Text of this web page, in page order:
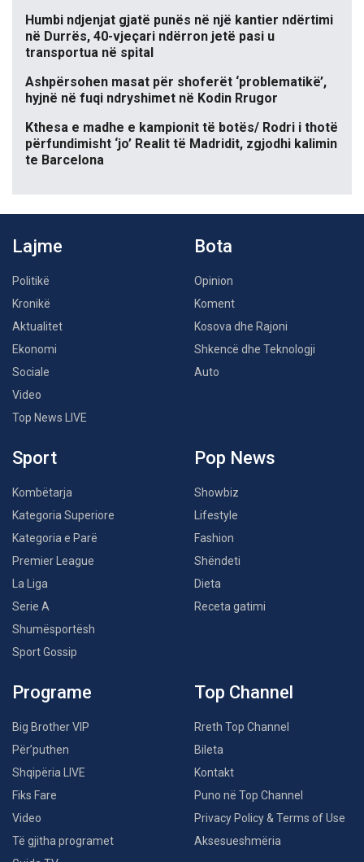
Humbi ndjenjat gjatë punës në një kantier ndërtimi
në Durrës, 40-vjeçari ndërron jetë pasi u
transportua në spital
Ashpërsohen masat për shoferët ‘problematikë’,
hyjnë në fuqi ndryshimet në Kodin Rrugor
Kthesa e madhe e kampionit të botës/ Rodri i thotë
përfundimisht ‘jo’ Realit të Madridit, zgjodhi kalimin
te Barcelona
Lajme
Politikë
Kronikë
Aktualitet
Ekonomi
Sociale
Video
Top News LIVE
Bota
Opinion
Koment
Kosova dhe Rajoni
Shkencë dhe Teknologji
Auto
Sport
Kombëtarja
Kategoria Superiore
Kategoria e Parë
Premier League
La Liga
Serie A
Shumësportësh
Sport Gossip
Pop News
Showbiz
Lifestyle
Fashion
Shëndeti
Dieta
Receta gatimi
Programe
Big Brother VIP
Për’puthen
Shqipëria LIVE
Fiks Fare
Video
Të gjitha programet
Top Channel
Rreth Top Channel
Bileta
Kontakt
Puno në Top Channel
Privacy Policy & Terms of Use
Aksesueshmëria